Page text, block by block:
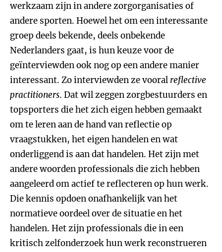
werkzaam zijn in andere zorgorganisaties of
andere sporten. Hoewel het om een interessante
groep deels bekende, deels onbekende
Nederlanders gaat, is hun keuze voor de
geïnterviewden ook nog op een andere manier
interessant. Zo interviewden ze vooral reflective
practitioners. Dat wil zeggen zorgbestuurders en
topsporters die het zich eigen hebben gemaakt
om te leren aan de hand van reflectie op
vraagstukken, het eigen handelen en wat
onderliggend is aan dat handelen. Het zijn met
andere woorden professionals die zich hebben
aangeleerd om actief te reflecteren op hun werk.
Die kennis opdoen onafhankelijk van het
normatieve oordeel over de situatie en het
handelen. Het zijn professionals die in een
kritisch zelfonderzoek hun werk reconstrueren